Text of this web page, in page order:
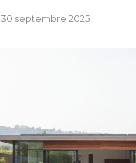
30 septembre 2025